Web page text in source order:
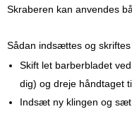
Skraberen kan anvendes
Sådan indsættes og
Skift let barberbladet
dig) og dreje håndtaget
Indsæt ny klingen og